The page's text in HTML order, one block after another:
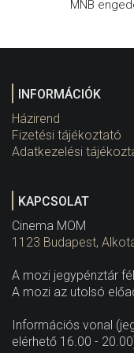
MNB
INFORMÁCIÓK
Házirend
Fizetési tájékoztató
Adatkezelési
KAPCSOLAT
Cinema MOM
1123 Budapest,
A mozi jegypénztár
A mozi az utolsó
Információs vonal
elérhető 16.00 -